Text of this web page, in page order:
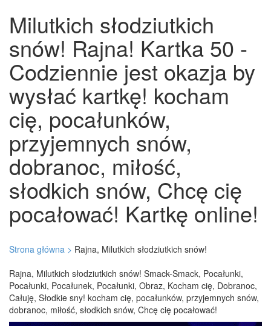
Milutkich słodziutkich
snów! Rajna! Kartka 50 -
Codziennie jest okazja by
wysłać kartkę! kocham
cię, pocałunków,
przyjemnych snów,
dobranoc, miłość,
słodkich snów, Chcę cię
pocałować! Kartkę online!
Strona główna > Rajna, Milutkich słodziutkich snów!
Rajna, Milutkich słodziutkich snów! Smack-Smack, Pocałunki,
Pocałunki, Pocałunek, Pocałunki, Obraz, Kocham cię, Dobranoc,
Całuję, Słodkie sny! kocham cię, pocałunków, przyjemnych snów,
dobranoc, miłość, słodkich snów, Chcę cię pocałować!